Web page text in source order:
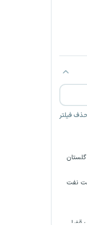
فیلتر
گل گهر
نفت
قضا